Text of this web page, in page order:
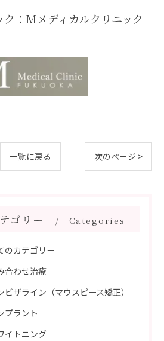
ク：Mメディカルクリニック
一覧に戻る 次のページ >
ゴリー Categories
のカテゴリー
合わせ治療
ビザライン（マウスピース矯正）
プラント
イトニング